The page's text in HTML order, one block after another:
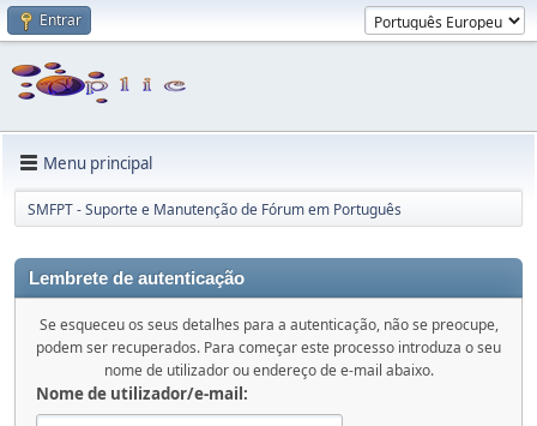
Entrar
Menu principal
SMFPT - Suporte e Manutenção de Fórum em Português
Lembrete de autenticação
Se esqueceu os seus detalhes para a autenticação, não se preocupe,
podem ser recuperados. Para começar este processo introduza o seu
nome de utilizador ou endereço de e-mail abaixo.
Nome de utilizador/e-mail: